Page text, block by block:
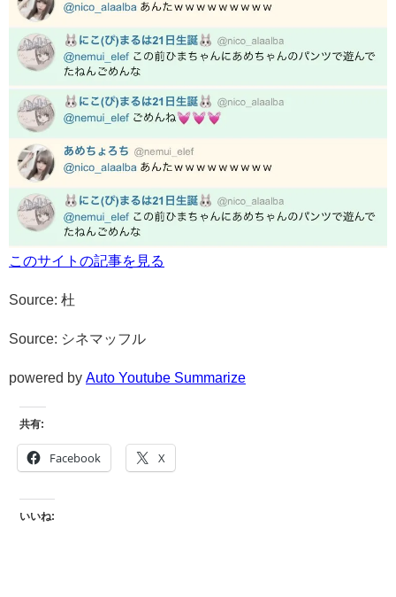
このサイトの記事を見る
Source: 杜
Source: シネマッフル
powered by Auto Youtube Summarize
共有:
Facebook X
いいね: